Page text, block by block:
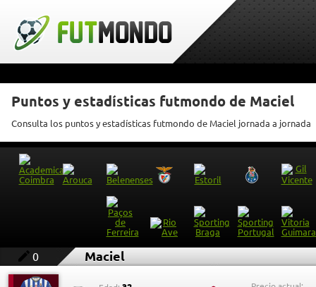
Puntos y estadísticas futmondo de Maciel
Consulta los puntos y estadísticas futmondo de Maciel jornada a jornada
0 Maciel